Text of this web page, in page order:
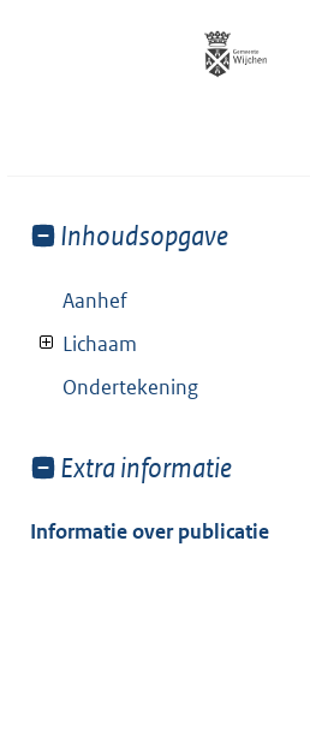
Toon
van:
Inhoudsopgave
Aanhef
Lichaam
Ondertekening
Toon
van:
Extra informatie
Informatie over publicatie